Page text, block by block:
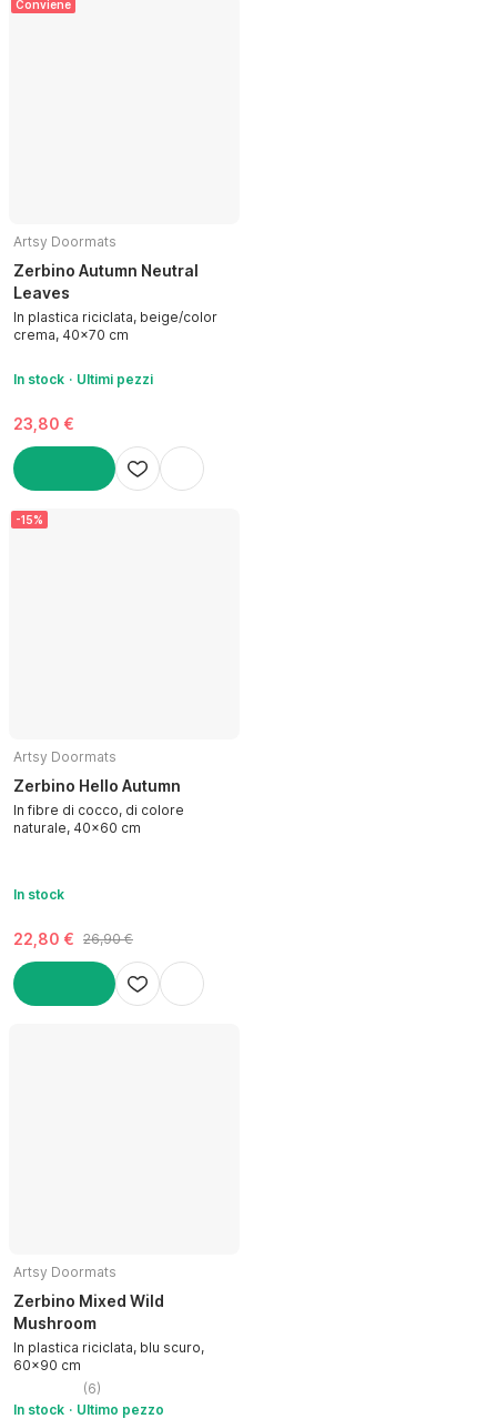
Conviene
Artsy Doormats
Zerbino Autumn Neutral
Leaves
In plastica riciclata, beige/color
crema, 40x70 cm
In stock Ultimi pezzi
23,80 €
-15%
Artsy Doormats
Zerbino Hello Autumn
In fibre di cocco, di colore
naturale, 40x60 cm
In stock
22,80 € 26,90 €
Artsy Doormats
Zerbino Mixed Wild
Mushroom
In plastica riciclata, blu scuro,
60x90 cm
(6)
In stock
Ultimo pezzo